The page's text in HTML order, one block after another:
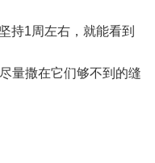
持1周左右，就能看到
量撒在它们够不到的缝